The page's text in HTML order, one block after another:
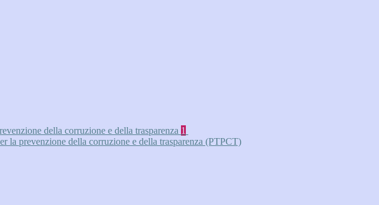
della corruzione e della trasparenza 1
la prevenzione della corruzione e della trasparenza (PTPCT)